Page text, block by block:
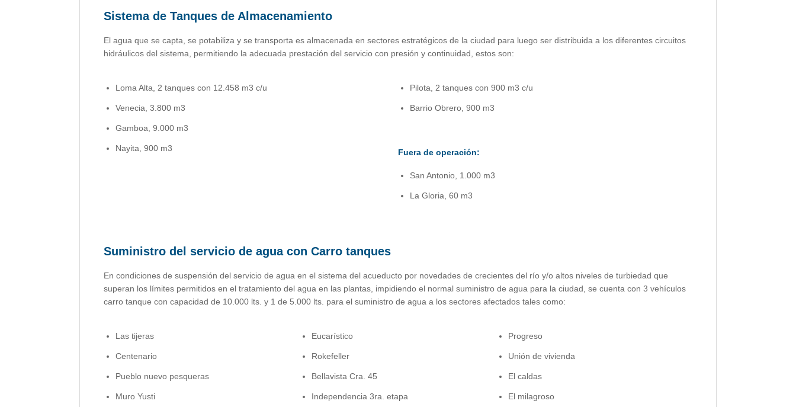
Sistema de Tanques de Almacenamiento
El agua que se capta, se potabiliza y se transporta es almacenada en sectores estratégicos de la ciudad para luego ser distribuida a los diferentes circuitos
hidráulicos del sistema, permitiendo la adecuada prestación del servicio con presión y continuidad, estos son:
Loma Alta, 2 tanques con 12.458 m3 c/u
Venecia, 3.800 m3
Gamboa, 9.000 m3
Nayita, 900 m3
Pilota, 2 tanques con 900 m3 c/u
Barrio Obrero, 900 m3
Fuera de operación:
San Antonio, 1.000 m3
La Gloria, 60 m3
Suministro del servicio de agua con Carro tanques
En condiciones de suspensión del servicio de agua en el sistema del acueducto por novedades de crecientes del río y/o altos niveles de turbiedad que
superan los límites permitidos en el tratamiento del agua en las plantas, impidiendo el normal suministro de agua para la ciudad, se cuenta con 3 vehículos
carro tanque con capacidad de 10.000 lts. y 1 de 5.000 lts. para el suministro de agua a los sectores afectados tales como:
Las tijeras
Centenario
Pueblo nuevo pesqueras
Muro Yusti
Eucarístico
Rokefeller
Bellavista Cra. 45
Independencia 3ra. etapa
Progreso
Unión de vivienda
El caldas
El milagroso